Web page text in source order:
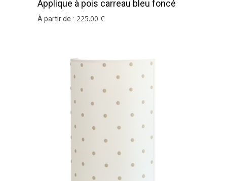
Applique à pois carreau bleu foncé
À partir de : 225.00 €